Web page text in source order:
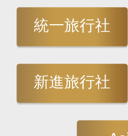
統一旅行社
新進旅行社